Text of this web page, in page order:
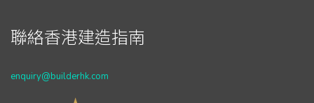
聯絡香港建造指南
enquiry@builderhk.com